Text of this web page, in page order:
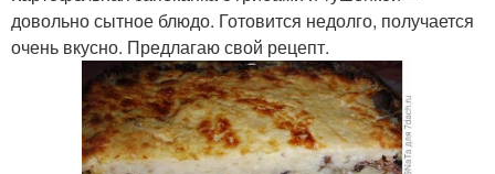
довольно сытное блюдо. Готовится недолго, получается
очень вкусно. Предлагаю свой рецепт.